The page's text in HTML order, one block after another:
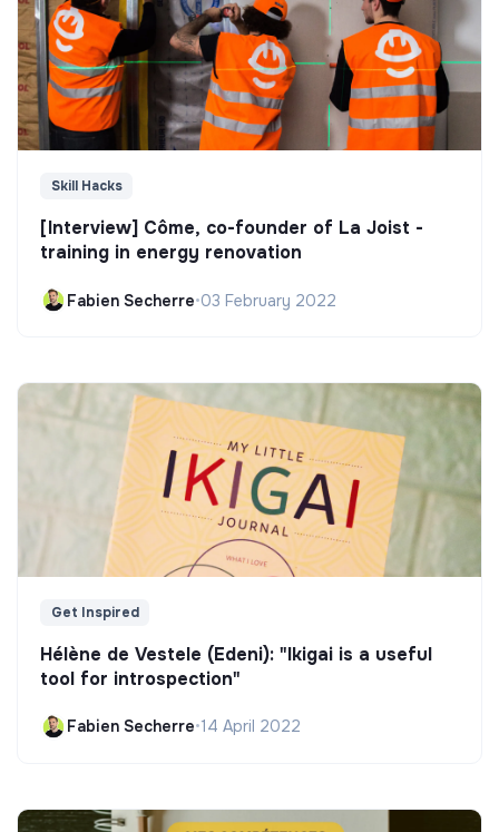
Skill Hacks
[Interview] Côme, co-founder of La Joist -
training in energy renovation
Fabien Secherre•03 February 2022
Get Inspired
Hélène de Vestele (Edeni): "Ikigai is a useful
tool for introspection"
Fabien Secherre•14 April 2022